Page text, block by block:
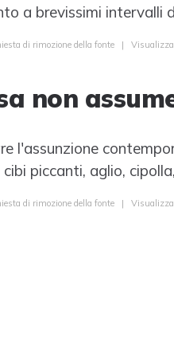
a brevissimi intervalli
di rimozione della fonte | Visualizza
non
l'assunzione
cibi piccanti, aglio,
di rimozione della fonte |